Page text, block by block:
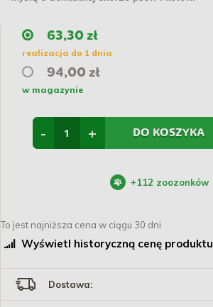
63,30 zł
realizacja do 1 dnia
94,00 zł
w magazynie
+
- DO KOSZYKA
+112 zoozonków
To jest najniższa cena w ciągu 30 dni
Wyświetl historyczną cenę produktu
Dostawa: